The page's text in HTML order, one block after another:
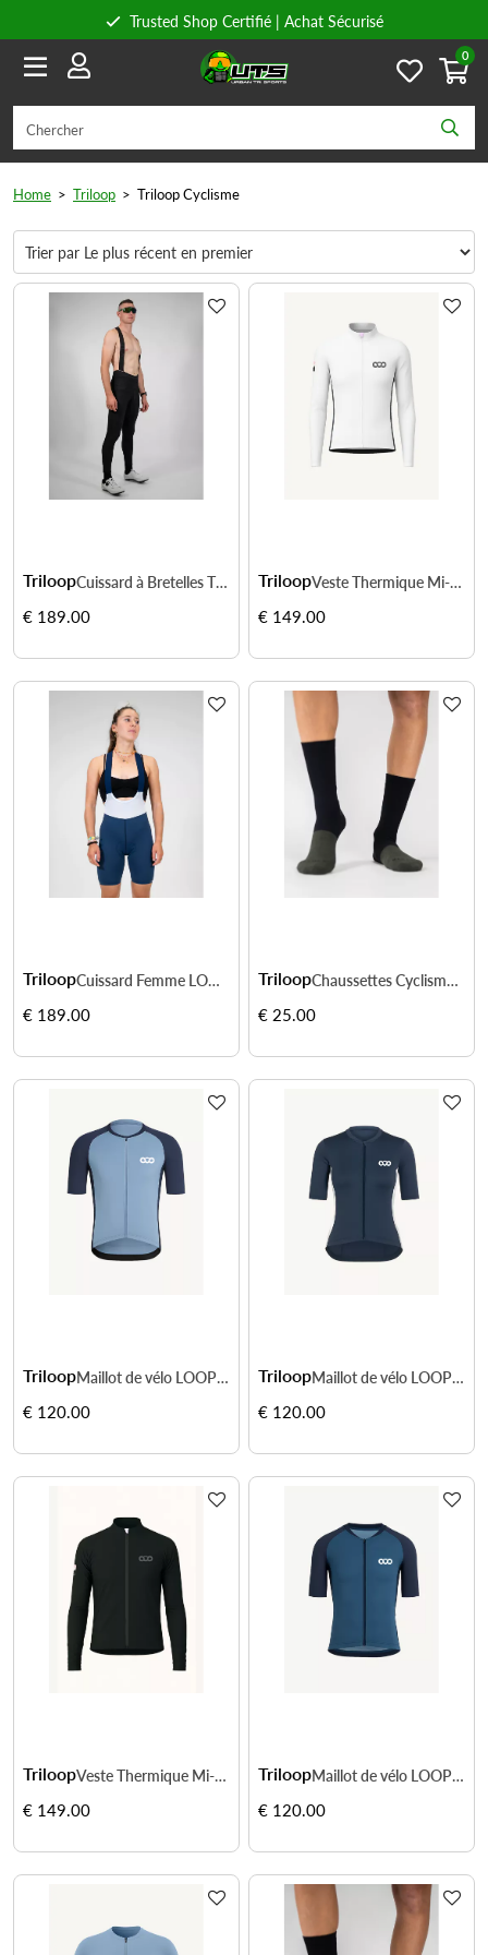
Trusted Shop Certifié | Achat Sécurisé
Conseils personnels
0
Home > Triloop > Triloop Cyclisme
Triloop Cuissard à Bretelles Thermique IMPACT Homme
€ 189.00
Triloop Veste Thermique Mi-saison Cyclisme IMPACT Femme — Beige
€ 149.00
Triloop Cuissard Femme LOOPER Made in France et Recyclé — TOULON
€ 189.00
Triloop Chaussettes Cyclisme Thermal+ Vercors
€ 25.00
Triloop Maillot de vélo LOOPER Homme Made in Italy et Recyclé — BOSA
€ 120.00
Triloop Maillot de vélo LOOPER Femme Made in Italy et Recyclé — TOULON
€ 120.00
Triloop Veste Thermique Mi-saison Cyclisme IMPACT Homme - Vert sapin
€ 149.00
Triloop Maillot de vélo LOOPER Homme Made in Italy et Recyclé — TOULON
€ 120.00